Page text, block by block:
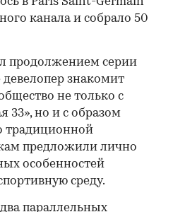
канала и собрало 50
продолжением серии
девелопер знакомит
не только с
33», но и с образом
традиционной
предложили лично
особенностей
среду.
параллельных